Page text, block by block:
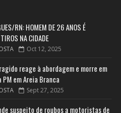
RN: HOMEM DE 26 ANOS É
NA CIDADE
Oct 12, 2025
reage à abordagem e morre em
em Areia Branca
Sept 27, 2025
suspeito de roubos a motoristas de